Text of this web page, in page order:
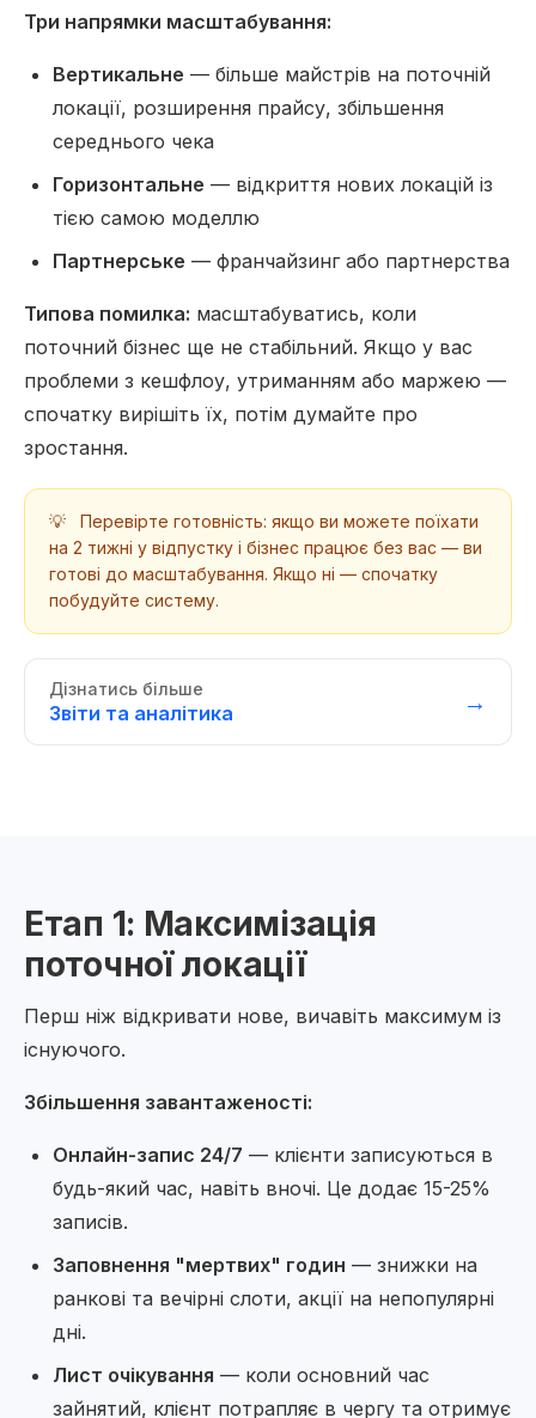
Три напрямки масштабування:
Вертикальне — більше майстрів на поточній
локації, розширення прайсу, збільшення
середнього чека
Горизонтальне — відкриття нових локацій із
тією самою моделлю
Партнерське — франчайзинг або партнерства
Типова помилка: масштабуватись, коли
поточний бізнес ще не стабільний. Якщо у вас
проблеми з кешфлоу, утриманням або маржею —
спочатку вирішіть їх, потім думайте про
зростання.
💡
Перевірте готовність: якщо ви можете поїхати
на 2 тижні у відпустку і бізнес працює без вас — ви
готові до масштабування. Якщо ні — спочатку
побудуйте систему.
Дізнатись більше
Звіти та аналітика →
Етап 1: Максимізація
поточної локації
Перш ніж відкривати нове, вичавіть максимум із
існуючого.
Збільшення завантаженості:
Онлайн-запис 24/7 — клієнти записуються в
будь-який час, навіть вночі. Це додає 15-25%
записів.
Заповнення "мертвих" годин — знижки на
ранкові та вечірні слоти, акції на непопулярні
дні.
Лист очікування — коли основний час
зайнятий, клієнт потрапляє в чергу та отримує